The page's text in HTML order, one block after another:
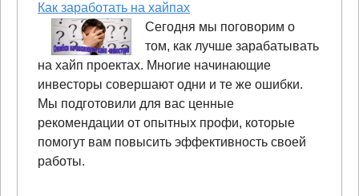
Как заработать на хайпах
Сегодня мы поговорим о
том, как лучше зарабатывать
на хайп проектах. Многие начинающие
инвесторы совершают одни и те же ошибки.
Мы подготовили для вас ценные
рекомендации от опытных профи, которые
помогут вам повысить эффективность своей
работы.